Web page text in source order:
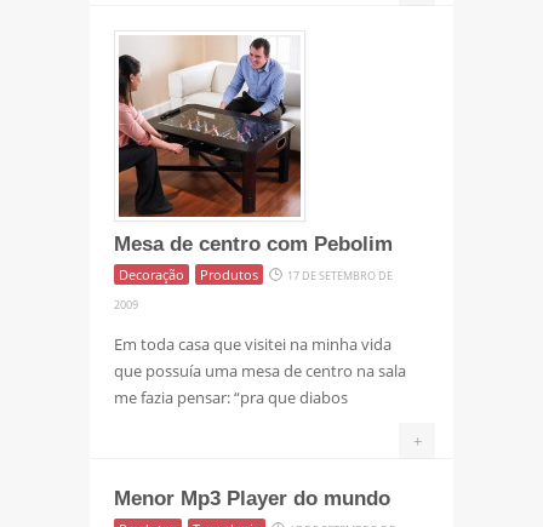
Mesa de centro com Pebolim
Decoração Produtos
17 DE SETEMBRO DE
2009
Em toda casa que visitei na minha vida
que possuía uma mesa de centro na sala
me fazia pensar: “pra que diabos
+
Menor Mp3 Player do mundo